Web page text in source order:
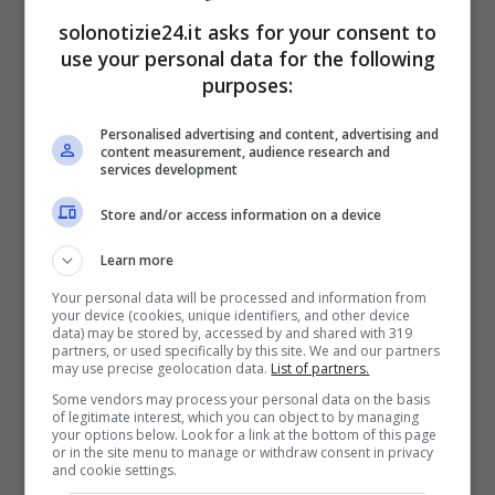
Ecco che è dunque arrivata ladecisione di
lasciare, anche perché il suo personaggio
Arianna
periodo trascorso sul set, Samantha ha
dovuto indossareabiti larghi per nascondere
il pancione. In seguito, ha così preferito
abbandonaree dedicarsi totalmente alla sua
gravidanza.
Leggi anche—->Avete mai visto
solonotizie24.it asks for your consent to
use your personal data for the following
purposes:
Personalised advertising and content, advertising and
content measurement, audience research and
services development
Store and/or access information on a device
Learn more
Your personal data will be processed and information from
your device (cookies, unique identifiers, and other device
data) may be stored by, accessed by and shared with 319
partners, or used specifically by this site. We and our partners
may use precise geolocation data. List of partners.
Some vendors may process your personal data on the basis
of legitimate interest, which you can object to by managing
your options below. Look for a link at the bottom of this page
or in the site menu to manage or withdraw consent in privacy
and cookie settings.